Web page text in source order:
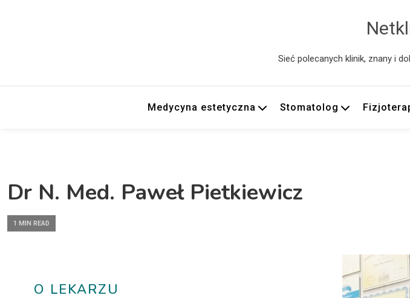
Sieć polecanych klinik, znany i
Medycyna estetyczna Stomatolog
Dr N. Med. Paweł Pietkiewicz
1 MIN READ
O LEKARZU